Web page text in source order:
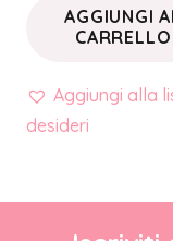
AGGIUNGI
CARRELLO
Aggiungi alla
desideri